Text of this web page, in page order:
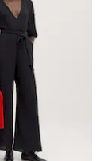
CHF 69.90